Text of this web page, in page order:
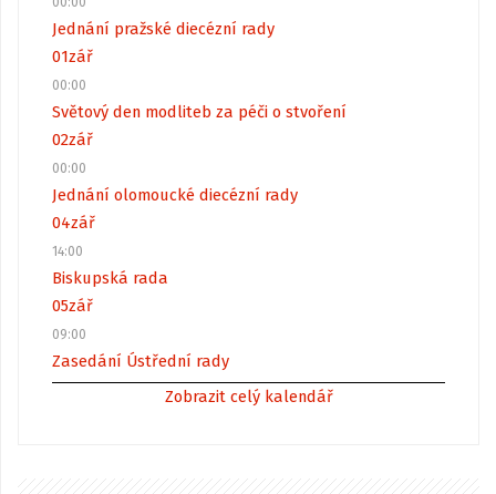
Jednání pražské diecézní rady
01zář
00:00
Světový den modliteb za péči o stvoření
02zář
00:00
Jednání olomoucké diecézní rady
04zář
14:00
Biskupská rada
05zář
09:00
Zasedání Ústřední rady
Zobrazit celý kalendář